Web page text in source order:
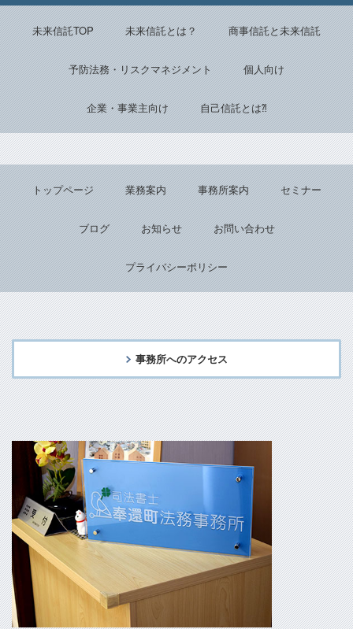
未来信託TOP 未来信託とは？ 商事信託と未来信託
予防法務・リスクマネジメント 個人向け
企業・事業主向け 自己信託とは⁈
トップページ 業務案内 事務所案内 セミナー
ブログ お知らせ お問い合わせ
プライバシーポリシー
事務所へのアクセス
Back to top